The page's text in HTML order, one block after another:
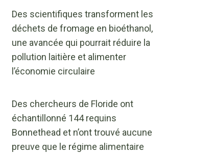
Des scientifiques transforment les
déchets de fromage en bioéthanol,
une avancée qui pourrait réduire la
pollution laitière et alimenter
l’économie circulaire
Des chercheurs de Floride ont
échantillonné 144 requins
Bonnethead et n’ont trouvé aucune
preuve que le régime alimentaire